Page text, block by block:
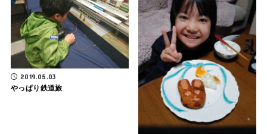
2019.05.03
やっぱり鉄道旅